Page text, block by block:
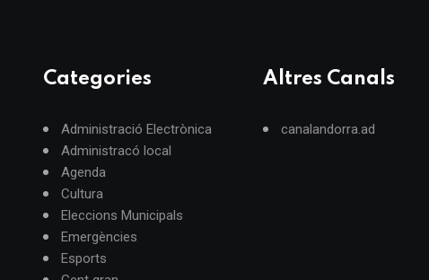
Categories
Administració Electrònica
Administracó local
Agenda
Cultura
Eleccions Municipals
Emergències
Esports
Altres Canals
canalandorra.ad